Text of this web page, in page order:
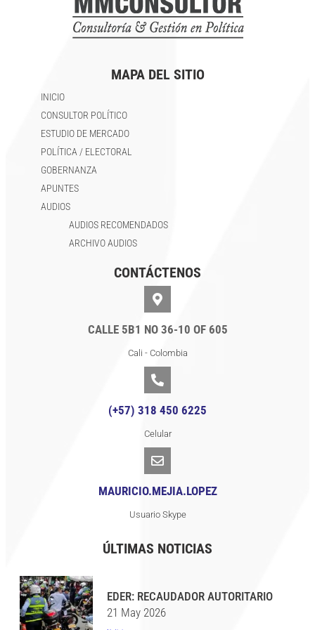
ÚLTIMAS NOTICIAS
EDER: RECAUDADOR AUTORITARIO
21 May 2026
CONTÁCTENOS
CALLE 5B1 NO 36-10 OF 605
Cali - Colombia
(+57) 318 450 6225
Celular
MAURICIO.MEJIA.LOPEZ
Usuario Skype
MAPA DEL SITIO
INICIO
CONSULTOR POLÍTICO
ESTUDIO DE MERCADO
POLÍTICA / ELECTORAL
GOBERNANZA
APUNTES
AUDIOS
AUDIOS RECOMENDADOS
ARCHIVO AUDIOS